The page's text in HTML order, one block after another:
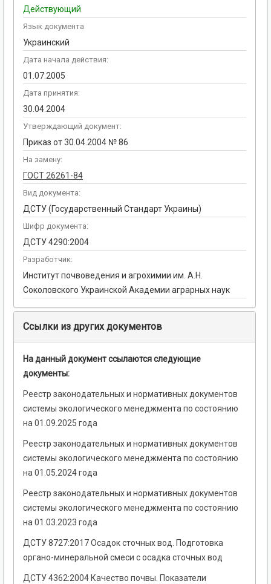
Действующий
Язык документа
Украинский
Дата начала действия:
01.07.2005
Дата принятия:
30.04.2004
Утверждающий документ:
Приказ от 30.04.2004 № 86
На замену:
ГОСТ 26261-84
Вид документа:
ДСТУ (Государственный Стандарт Украины)
Шифр документа:
ДСТУ 4290:2004
Разработчик:
Институт почвоведения и агрохимии им. А.Н.
Соколовского Украинской Академии аграрных наук
Ссылки из других документов
На данный документ ссылаются следующие
документы:
Реестр законодательных и нормативных документов
системы экологического менеджмента по состоянию
на 01.09.2025 года
Реестр законодательных и нормативных документов
системы экологического менеджмента по состоянию
на 01.05.2024 года
Реестр законодательных и нормативных документов
системы экологического менеджмента по состоянию
на 01.03.2023 года
ДСТУ 8727:2017 Осадок сточных вод. Подготовка
органо-минеральной смеси с осадка сточных вод
ДСТУ 4362:2004 Качество почвы. Показатели